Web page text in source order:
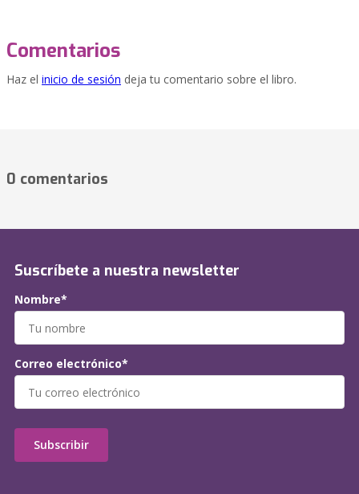
Comentarios
Haz el inicio de sesión deja tu comentario sobre el libro.
0 comentarios
Suscríbete a nuestra newsletter
Nombre*
Correo electrónico*
Subscribir